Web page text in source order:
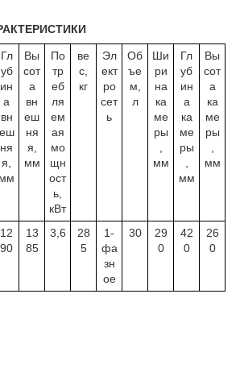
Гл
уб
ин
а
вн
еш
ня
я,
мм
Вы
сот
а
вн
еш
ня
я,
мм
По
тр
еб
ля
ем
ая
мо
щн
ост
ь,
кВт
ве
с,
кг
Эл
ект
ро
сет
ь
Об
ъе
м,
л
Ши
ри
на
ка
ме
ры
,
мм
Гл
уб
ин
а
ка
ме
ры
,
мм
Вы
сот
а
ка
ме
ры
,
мм
12
90
13
85
3,6
28
5
1-
фа
зн
ое
30
29
0
42
0
26
0